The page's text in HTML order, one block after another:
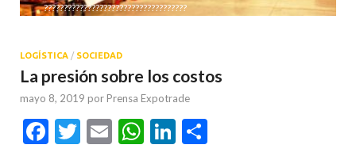
????????????????????????????????????
LOGÍSTICA / SOCIEDAD
La presión sobre los costos
mayo 8, 2019 por Prensa Expotrade
Facebook
Twitter
EmailWhatsApp
LinkedIn